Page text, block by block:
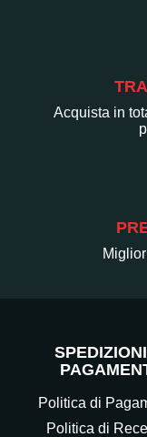
Acquista in
Politica di
Politica di